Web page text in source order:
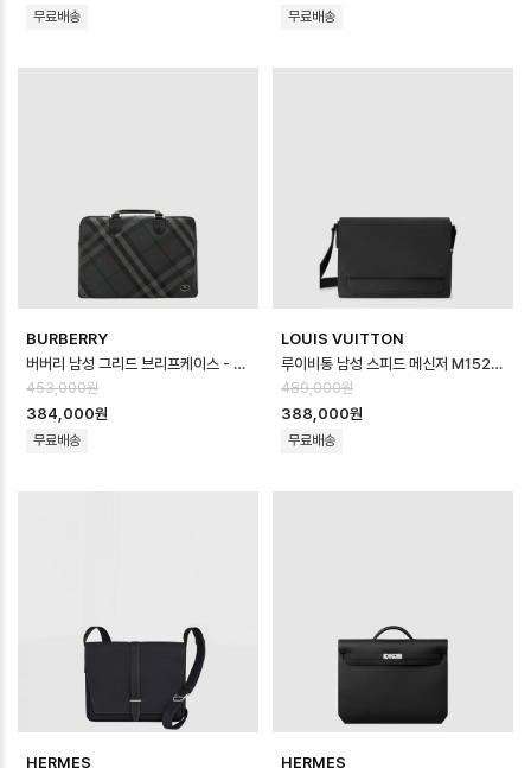
무료배송 무료배송
BURBERRY
버버리 남성 그리드 브리프케이스 - Burberry Mens Grid Briefcase -…
453,000원
384,000원
무료배송
LOUIS VUITTON
루이비통 남성 스피드 메신저 M15268 - Louis vuitton Mens Speed …
489,000원
388,000원
무료배송
HERMES HERMES